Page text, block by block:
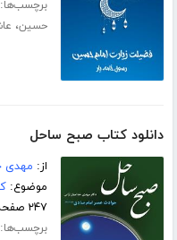
برچسب‌ها:
حسین،
دانلود کتاب صبح ساحل
از: مهدی
موضوع:
۲۴۷ صفحه
برچسب‌ها: